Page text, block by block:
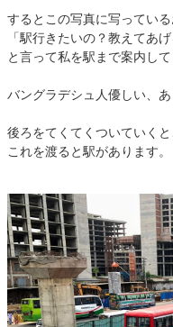
するとこの写真に写ってい
「駅行きたいの？教えてあげ
と言って私を駅まで案内して
バングラデシュ人優しい、あ
後ろをてくてくついていくと
これを渡ると駅があります。